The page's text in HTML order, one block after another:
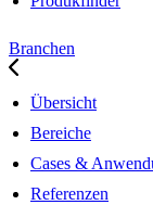
Branchen
Übersicht
Bereiche
Cases &
Referenzen